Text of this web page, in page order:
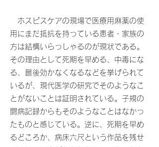
ホスピスケアの現場で医療用麻薬の使
用にまだ抵抗を持っている患者・家族の
方は結構いらっしゃるのが現状である。
その理由として死期を早める、中毒にな
る、最後効かなくなるなどを挙げられて
いるが、現代医学の研究でそのようなこ
とがないことは証明されている。子規の
闘病記録からもそのようなことはなかっ
たものと感じている。逆に、死期を早め
るどころか、病床六尺という作品を残せ